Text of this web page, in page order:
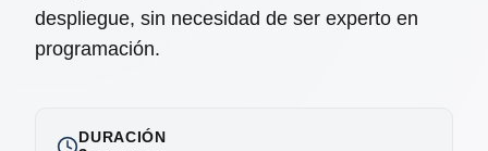
despliegue, sin necesidad de ser experto en
programación.
DURACIÓN